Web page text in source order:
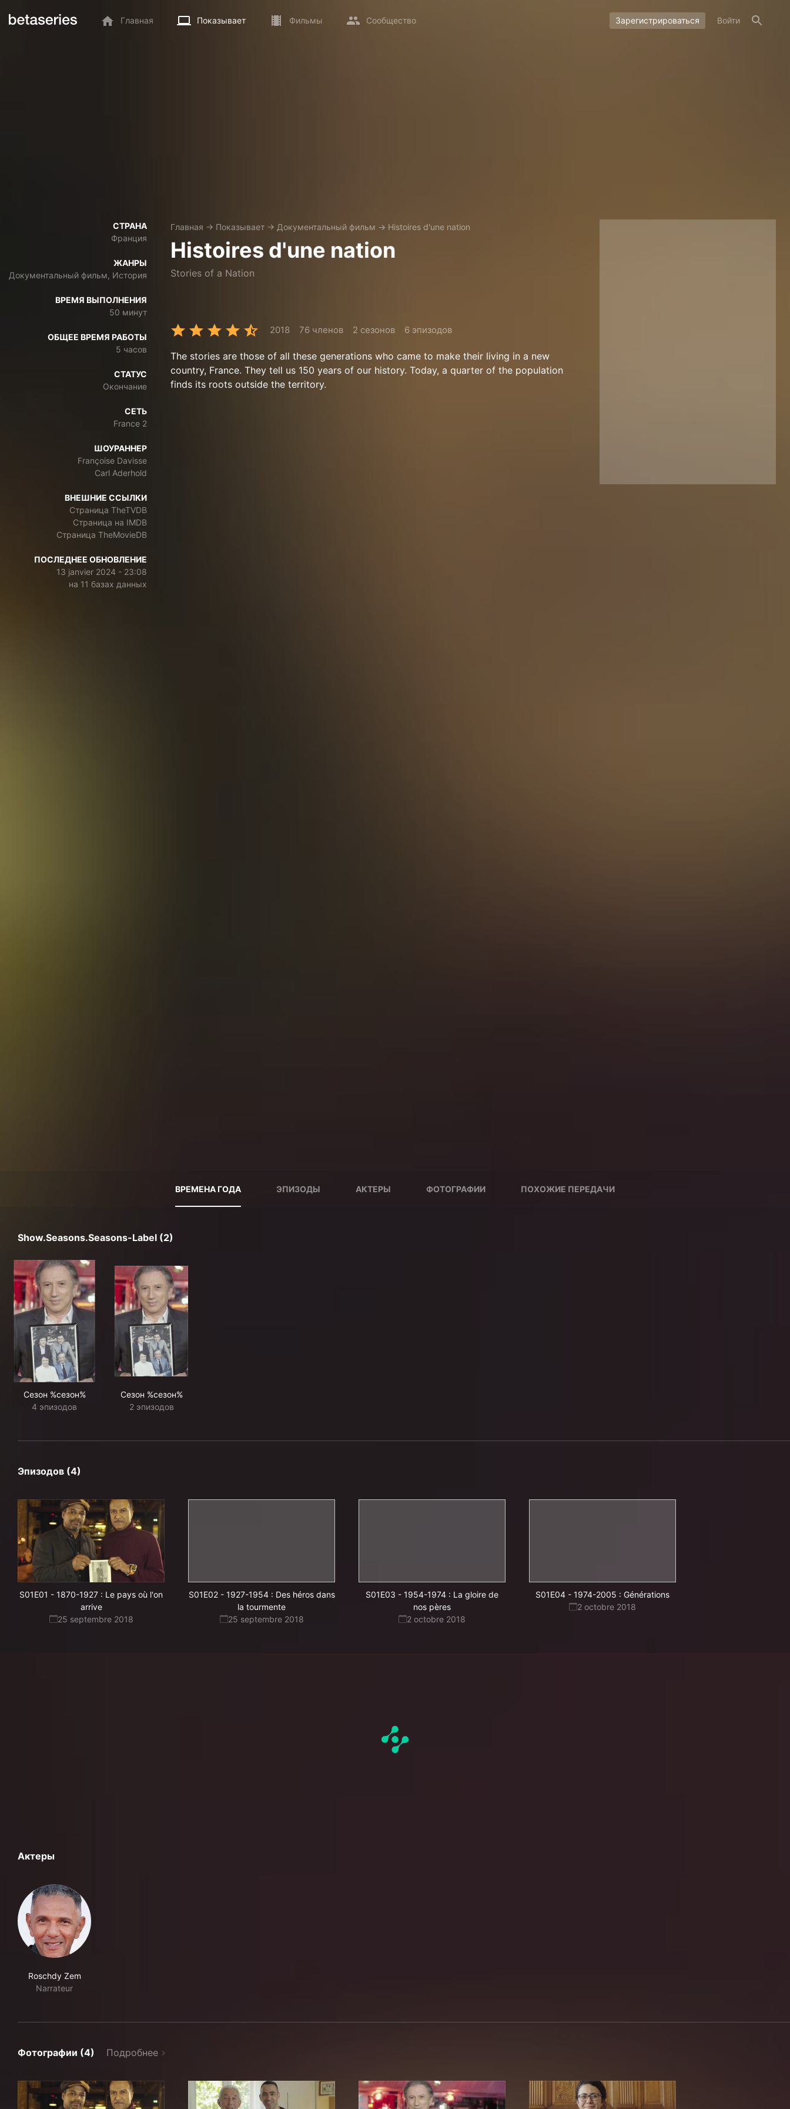
Главная Показывает Фильмы Сообщество Зарегистрироваться Войти
СТРАНА
Франция
ЖАНРЫ
Документальный фильм, История
ВРЕМЯ ВЫПОЛНЕНИЯ
50 минут
ОБЩЕЕ ВРЕМЯ РАБОТЫ
5 часов
СТАТУС
Окончание
СЕТЬ
France 2
ШОУРАННЕР
Françoise Davisse
Carl Aderhold
ВНЕШНИЕ ССЫЛКИ
Страница TheTVDB
Страница на IMDB
Страница TheMovieDB
ПОСЛЕДНЕЕ ОБНОВЛЕНИЕ
13 janvier 2024 - 23:08
на 11 базах данных
Главная → Показывает → Документальный фильм → Histoires d'une nation
Histoires d'une nation
Stories of a Nation
2018 76 членов 2 сезонов 6 эпизодов
The stories are those of all these generations who came to make their living in a new
country, France. They tell us 150 years of our history. Today, a quarter of the population
finds its roots outside the territory.
ВРЕМЕНА ГОДА ЭПИЗОДЫ АКТЕРЫ ФОТОГРАФИИ ПОХОЖИЕ ПЕРЕДАЧИ
Show.seasons.seasons-Label (2)
Сезон %сезон%
4 эпизодов
Сезон %сезон%
2 эпизодов
Эпизодов (4)
S01E01 - 1870-1927 : Le pays où l'on
arrive
25 septembre 2018
S01E02- 1927-1954 : Des héros dans
la tourmente
25 septembre 2018
S01E03 - 1954-1974 : La gloire de
nos pères
2 octobre 2018
S01E04 - 1974-2005 : Générations
2 octobre 2018
Актеры
Roschdy Zem
Narrateur
Фотографии (4) Подробнее